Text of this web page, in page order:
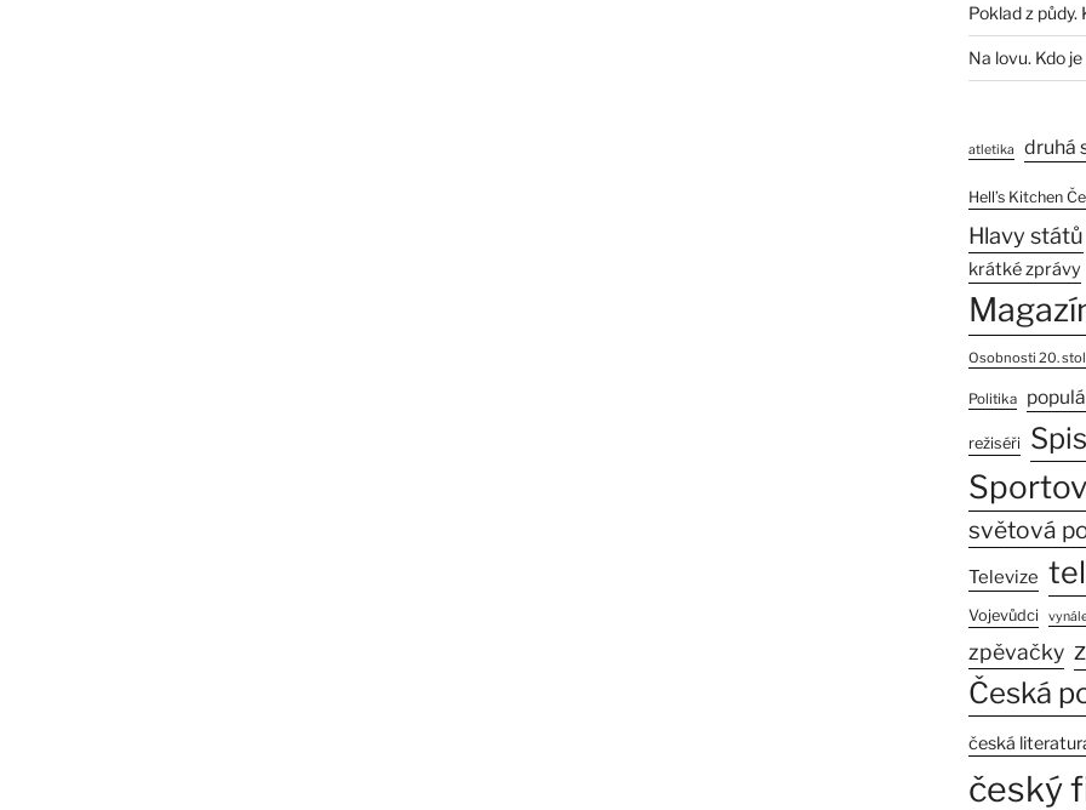
Poklad z půdy.
Na lovu. Kdo
atletika druhá
Hell’s Kitchen
Hlavy států
krátké zprávy
Osobnosti 20.
Politika
režiséři
světová
Televize
Vojevůdci
zpěvačky
Česká
česká
český